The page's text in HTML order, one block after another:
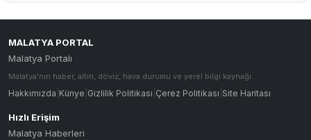
MALATYA PORTAL
Malatya Portalı
Malatya'nın haber, altın, döviz, hava durumu ve yerel bilgi kaynağı.
Hakkımızda Künye Gizlilik Politikası Çerez Politikası Site Haritası
Hızlı Erişim
Malatya Haberleri